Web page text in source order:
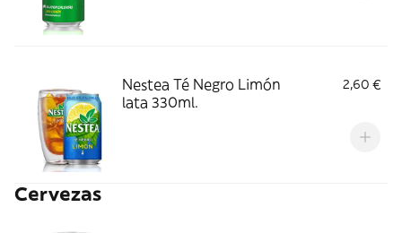
Nestea Té Negro Limón
lata 330ml.
2,60 €
Cervezas